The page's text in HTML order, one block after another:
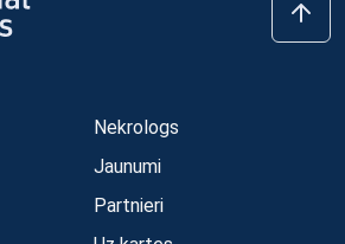
Nekrologs
Jaunumi
Partnieri